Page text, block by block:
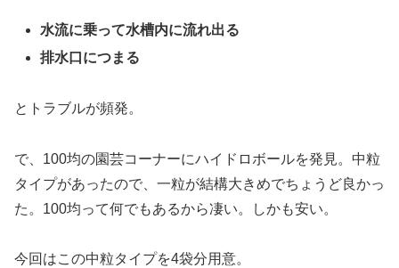
水流に乗って水槽内に流れ出る
排水口につまる
とトラブルが頻発。
で、100均の園芸コーナーにハイドロボールを発見。中粒
タイプがあったので、一粒が結構大きめでちょうど良かっ
た。100均って何でもあるから凄い。しかも安い。
今回はこの中粒タイプを4袋分用意。